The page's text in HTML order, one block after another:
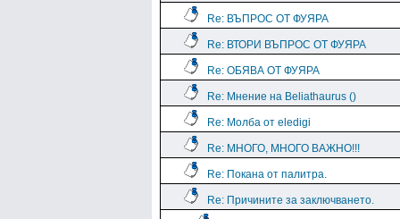
Re: ВЪПРОС ОТ ФУЯРА
Re: ВТОРИ ВЪПРОС ОТ ФУЯРА
Re: ОБЯВА ОТ ФУЯРА
Re: Мнение на Beliathaurus ()
Re: Молба от eledigi
Re: МНОГО, МНОГО ВАЖНО!!!
Re: Покана от палитра.
Re: Причините за заключването.